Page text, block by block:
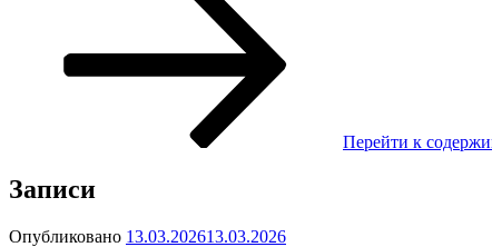
Перейти к
Записи
Опубликовано 13.03.202613.03.2026